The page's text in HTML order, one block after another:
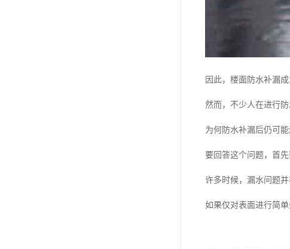
因此，楼面防水补漏
然而，不少人在进行
为何防水补漏后仍可能
要回答这个问题，首
许多时候，漏水问题
如果仅对表面进行简